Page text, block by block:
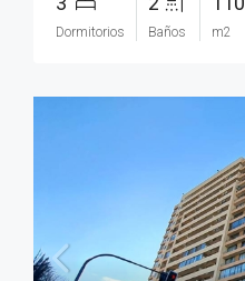
Dormitorios Baños m2